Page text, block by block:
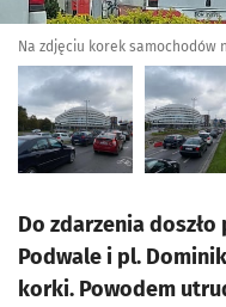
Na zdjęciu korek samochodów
Do zdarzenia
Podwale i pl.
korki. Powodem